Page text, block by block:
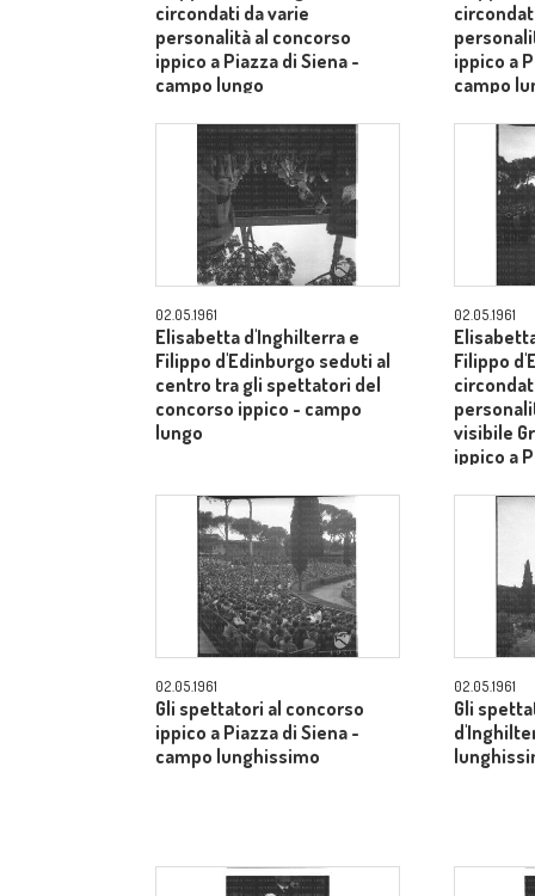
circondati da varie
personalità al concorso
ippico a Piazza di Siena -
campo lungo
ippico a
campo
02.05.1961
Elisabetta d'Inghilterra e
Filippo d'Edinburgo seduti al
centro tra gli spettatori del
concorso ippico - campo
lungo
02.05.1961
Filippo
visibile
ippico a
02.05.1961
Gli spettatori al concorso
ippico a Piazza di Siena -
campo lunghissimo
02.05.1961
Gli